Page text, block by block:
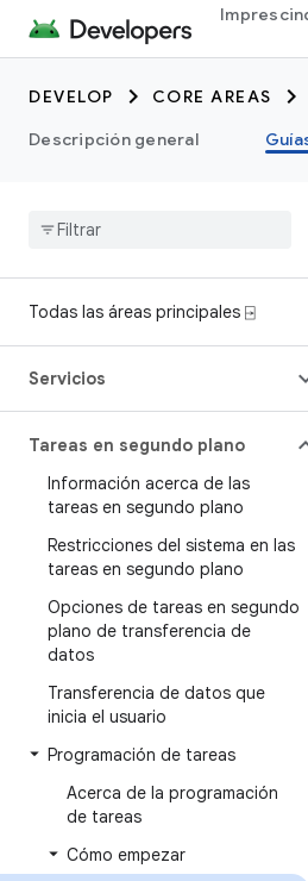
DEVELOP CORE AREAS
Descripción general
Todas las áreas principales ⍈
Servicios
Tareas en segundo plano
Información acerca de las
tareas en segundo plano
Restricciones del sistema en las
tareas en segundo plano
Opciones de tareas en segundo
plano de transferencia de
datos
Transferencia de datos que
inicia el usuario
Programación de tareas
Acerca de la programación
de tareas
Cómo empezar